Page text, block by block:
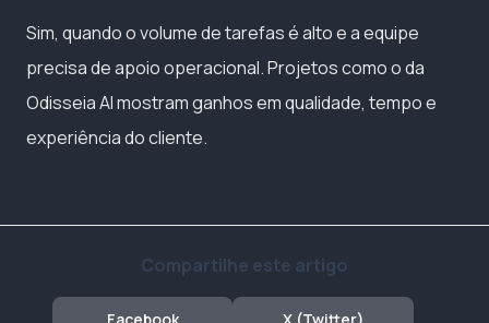
Sim, quando o volume de tarefas é alto e a equipe
precisa de apoio operacional. Projetos como o da
Odisseia AI mostram ganhos em qualidade, tempo e
experiência do cliente.
Compartilhe este artigo
Facebook X (Twitter)